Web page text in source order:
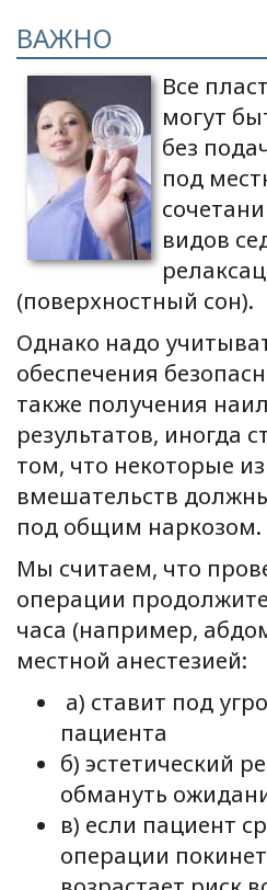
ВАЖНО
Все
могут
без
под
видов
(поверхностный сон).
Однако надо
обеспечения
также получения
результатов, иногда
том, что некоторые
вмешательств
под общим наркозом.
Мы считаем, что
операции
часа (например,
местной анестезией:
а) ставит под
пациента
б) эстетический
обмануть
в) если пациент
операции